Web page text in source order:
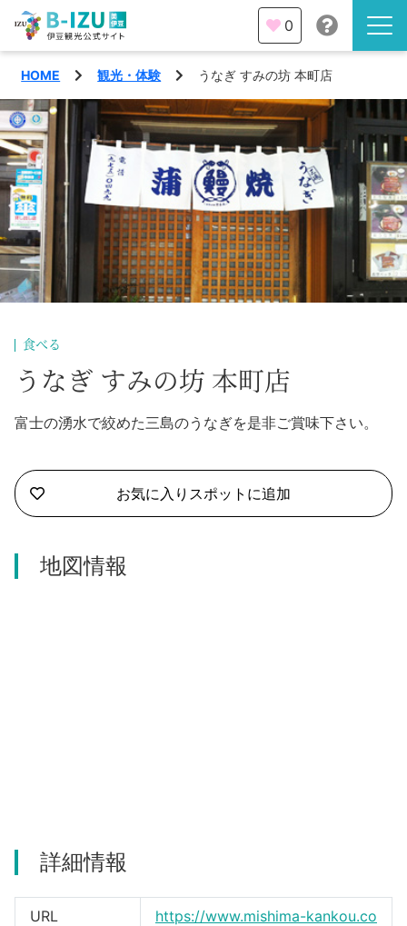
伊豆半島を知る
伊豆のみどころ
みる
あそぶ
あじわう
観光・体験
イベント
エリア
熱海市
沼津市
河津町
特集
旅の計画
モデルコース
旅程作成
AIルートプランナー
0
HOME 観光・体験 うなぎ すみの坊 本町店
食べる
うなぎ すみの坊 本町店
富士の湧水で絞めた三島のうなぎを是非ご賞味下さい。
お気に入りスポットに追加
地図情報
詳細情報
URL
https://www.mishima-kankou.co